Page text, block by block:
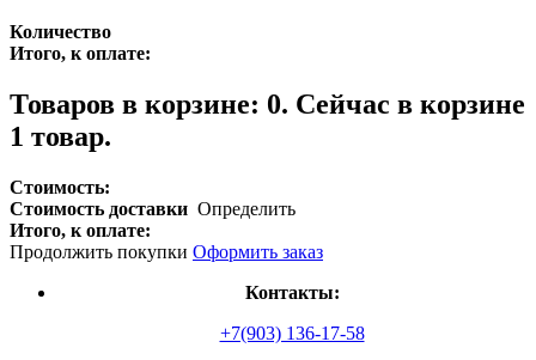
Количество
Итого, к оплате:
Товаров в корзине: 0. Сейчас в корзине
1 товар.
Стоимость:
Стоимость доставки Определить
Итого, к оплате:
Продолжить покупки Оформить заказ
Контакты:
+7(903) 136-17-58